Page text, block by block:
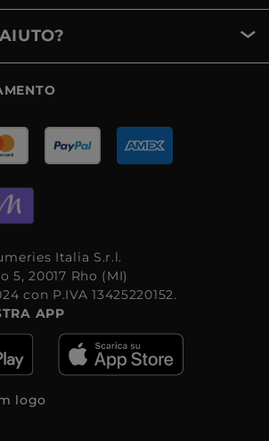
Italia S.r.l.
5, 20017 Rho (MI)
con P.IVA 13425220152.
APP